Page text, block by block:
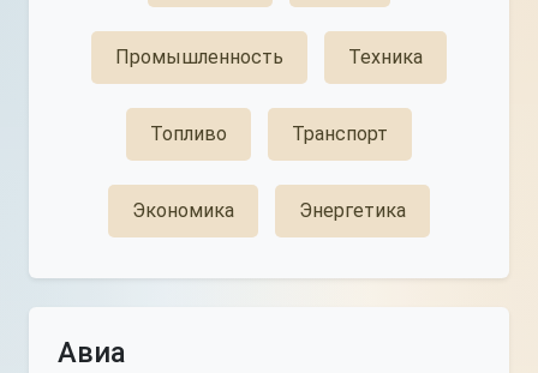
Промышленность Техника
Топливо Транспорт
Экономика Энергетика
Авиа